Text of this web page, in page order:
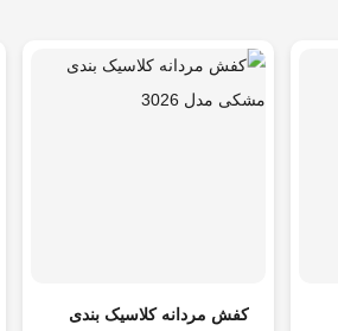
کفش مردانه کلاسیک بندی